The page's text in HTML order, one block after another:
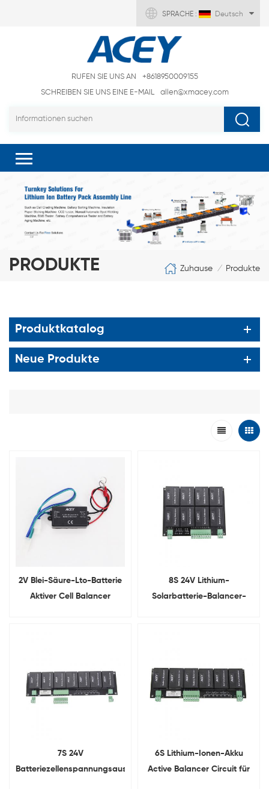
SPRACHE : Deutsch
RUFEN SIE UNS AN
+8618950009155
SCHREIBEN SIE UNS EINE E-MAIL
allen@xmacey.com
PRODUKTE Zuhause / Produkte
Produktkatalog
Neue Produkte
2V Blei-Säure-Lto-Batterie
Aktiver Cell Balancer
8S 24V Lithium-
Solarbatterie-Balancer-
7S 24V
Batteriezellenspannungsausgleicher
6S Lithium-Ionen-Akku
Active Balancer Circuit für